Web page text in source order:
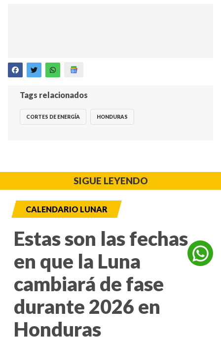
Tags relacionados
CORTES DE ENERGÍA HONDURAS
SIGUE LEYENDO
CALENDARIO LUNAR
Estas son las fechas
en que la Luna
cambiará de fase
durante 2026 en
Honduras